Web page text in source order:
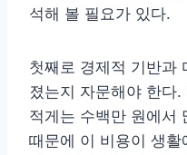
석해 볼 필요가 있다.
첫째로 경제적 기반과
졌는지 자문해야 한다
적게는 수백만 원에서
때문에 이 비용이 생활